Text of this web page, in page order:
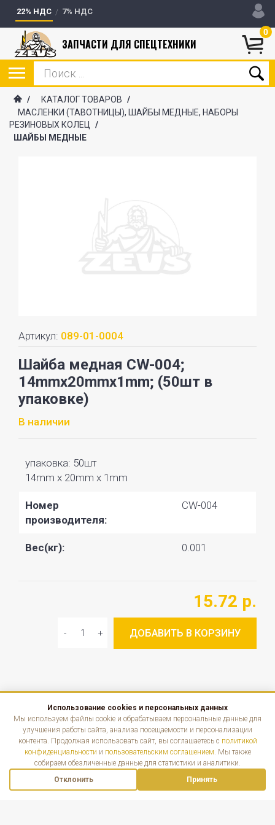
22% НДС 7% НДС
0
ЗАПЧАСТИ ДЛЯ СПЕЦТЕХНИКИ
/ КАТАЛОГ ТОВАРОВ /
МАСЛЕНКИ (ТАВОТНИЦЫ), ШАЙБЫ МЕДНЫЕ, НАБОРЫ
РЕЗИНОВЫХ КОЛЕЦ /
ШАЙБЫ МЕДНЫЕ
Артикул: 089-01-0004
Шайба медная CW-004;
14mmx20mmx1mm; (50шт в
упаковке)
В наличии
упаковка: 50шт
14mm x 20mm x 1mm
Номер
производителя:
CW-004
Вес(кг): 0.001
15.72 р.
ДОБАВИТЬ В КОРЗИНУ
КАТАЛОГ
ИНФОРМАЦИЯ
КОНТАКТЫ
Использование cookies и персональных данных
Мы используем файлы cookie и обрабатываем персональные данные для
улучшения работы сайта, анализа посещаемости и персонализации
контента. Продолжая использовать сайт, вы соглашаетесь с политикой
конфиденциальности и пользовательским соглашением. Мы также
собираем обезличенные данные для статистики и аналитики.
Отклонить
Принять